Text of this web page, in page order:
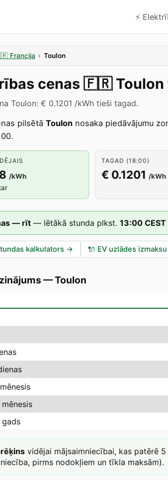
⚡️
Francija › Toulon
cenas 🇫🇷 Toulon
Toulon: € 0.1201 /kWh tieši tagad.
pilsētā Toulon nosaka piedāvājumu
/kWh
TAGAD (18:00)
€ 0.1201 /kWh
— rīt — lētākā stunda plkst. 13:00 CEST
kalkulators → 🔌 EV uzlādes
—Toulon
gads
vidējai mājsaimniecībai, kas patērē
pirms nodokļiem un tīkla maksām).